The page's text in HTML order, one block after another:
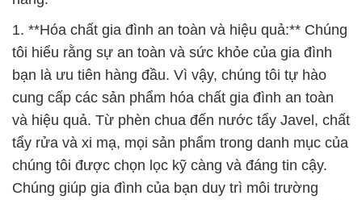
1. **Hóa chất gia đình an toàn và hiệu quả:** Chúng
tôi hiểu rằng sự an toàn và sức khỏe của gia đình
bạn là ưu tiên hàng đầu. Vì vậy, chúng tôi tự hào
cung cấp các sản phẩm hóa chất gia đình an toàn
và hiệu quả. Từ phèn chua đến nước tẩy Javel, chất
tẩy rửa và xi mạ, mọi sản phẩm trong danh mục của
chúng tôi được chọn lọc kỹ càng và đáng tin cậy.
Chúng giúp gia đình của bạn duy trì môi trường